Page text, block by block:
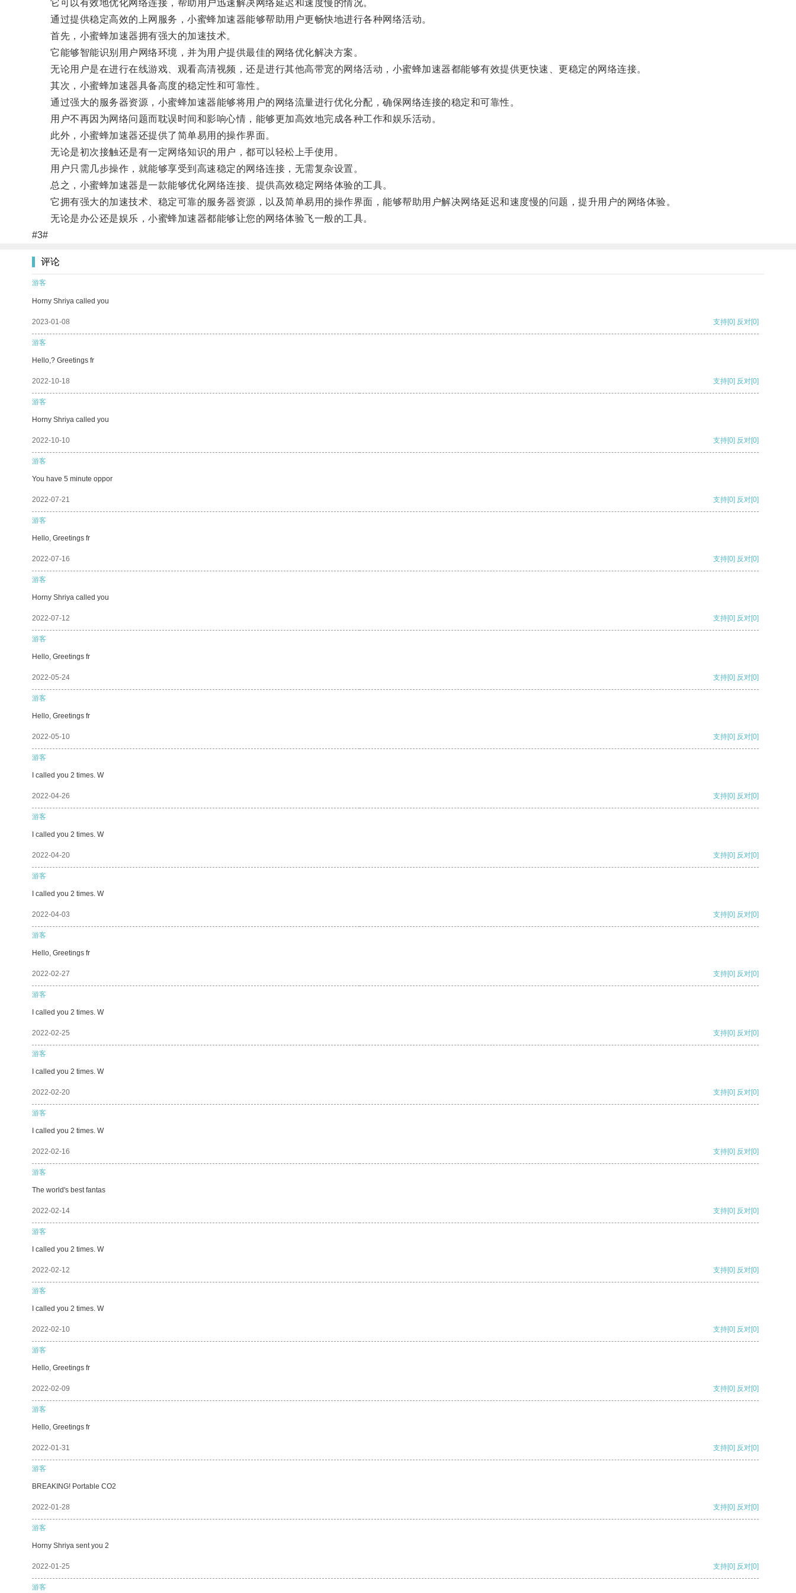
它可以有效地优化网络连接，帮助用户迅速解决网络延迟和速度慢的情况。
通过提供稳定高效的上网服务，小蜜蜂加速器能够帮助用户更畅快地进行各种网络活动。
首先，小蜜蜂加速器拥有强大的加速技术。
它能够智能识别用户网络环境，并为用户提供最佳的网络优化解决方案。
无论用户是在进行在线游戏、观看高清视频，还是进行其他高带宽的网络活动，小蜜蜂加速器都能够有效提供更快速、更稳定的网络连接。
其次，小蜜蜂加速器具备高度的稳定性和可靠性。
通过强大的服务器资源，小蜜蜂加速器能够将用户的网络流量进行优化分配，确保网络连接的稳定和可靠性。
用户不再因为网络问题而耽误时间和影响心情，能够更加高效地完成各种工作和娱乐活动。
此外，小蜜蜂加速器还提供了简单易用的操作界面。
无论是初次接触还是有一定网络知识的用户，都可以轻松上手使用。
用户只需几步操作，就能够享受到高速稳定的网络连接，无需复杂设置。
总之，小蜜蜂加速器是一款能够优化网络连接、提供高效稳定网络体验的工具。
它拥有强大的加速技术、稳定可靠的服务器资源，以及简单易用的操作界面，能够帮助用户解决网络延迟和速度慢的问题，提升用户的网络体验。
无论是办公还是娱乐，小蜜蜂加速器都能够让您的网络体验飞一般的工具。
#3#
评论
游客
Horny Shriya called you
2023-01-08 支持[0] 反对[0]
游客
Hello,? Greetings fr
2022-10-18 支持[0] 反对[0]
游客
Horny Shriya called you
2022-10-10 支持[0] 反对[0]
游客
You have 5 minute oppor
2022-07-21 支持[0] 反对[0]
游客
Hello, Greetings fr
2022-07-16 支持[0] 反对[0]
游客
Horny Shriya called you
2022-07-12 支持[0] 反对[0]
游客
Hello, Greetings fr
2022-05-24 支持[0] 反对[0]
游客
Hello, Greetings fr
2022-05-10 支持[0] 反对[0]
游客
I called you 2 times. W
2022-04-26 支持[0] 反对[0]
游客
I called you 2 times. W
2022-04-20 支持[0] 反对[0]
游客
I called you 2 times. W
2022-04-03 支持[0] 反对[0]
游客
Hello, Greetings fr
2022-02-27 支持[0] 反对[0]
游客
I called you 2 times. W
2022-02-25 支持[0] 反对[0]
游客
I called you 2 times. W
2022-02-20 支持[0] 反对[0]
游客
I called you 2 times. W
2022-02-16 支持[0] 反对[0]
游客
The world's best fantas
2022-02-14 支持[0] 反对[0]
游客
I called you 2 times. W
2022-02-12 支持[0] 反对[0]
游客
I called you 2 times. W
2022-02-10 支持[0] 反对[0]
游客
Hello, Greetings fr
2022-02-09 支持[0] 反对[0]
游客
Hello, Greetings fr
2022-01-31 支持[0] 反对[0]
游客
BREAKING! Portable CO2
2022-01-28 支持[0] 反对[0]
游客
Horny Shriya sent you 2
2022-01-25 支持[0] 反对[0]
游客